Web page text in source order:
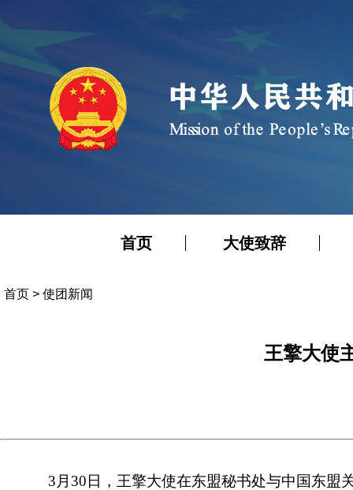
首页 大使致辞
首页 > 使团新闻
王擎大使
3月30日，王擎大使在东盟秘书处与中国东盟